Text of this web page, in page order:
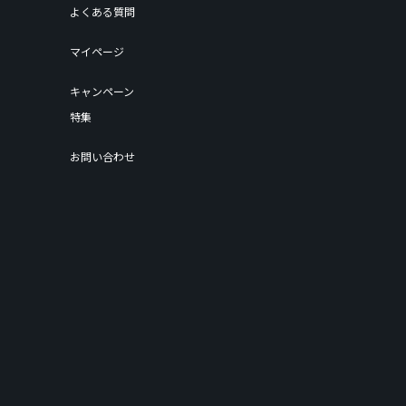
よくある質問
マイページ
キャンペーン
特集
お問い合わせ